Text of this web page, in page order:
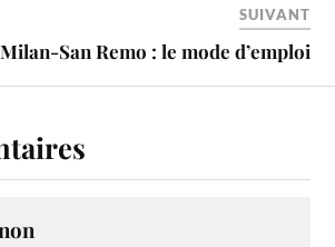
SUIVANT
Milan-San Remo : le mode d’emploi